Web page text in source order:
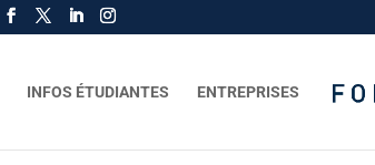
INFOS ÉTUDIANTES ENTREPRISES